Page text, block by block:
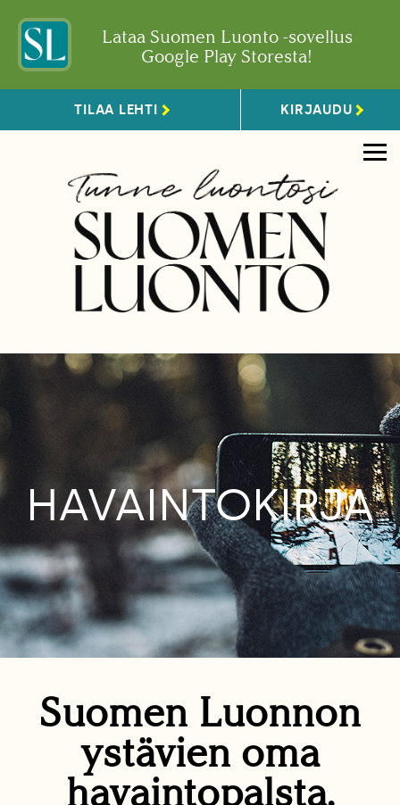
Lataa Suomen Luonto -sovellus
Google Play Storesta!
TILAA LEHTI KIRJAUDU
HAVAINTOKIRJA
Suomen Luonnon
ystävien oma
havaintopalsta.